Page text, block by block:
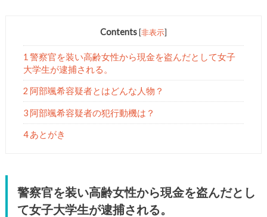
Contents [非表示]
1 警察官を装い高齢女性から現金を盗んだとして女子
大学生が逮捕される。
2 阿部颯希容疑者とはどんな人物？
3 阿部颯希容疑者の犯行動機は？
4 あとがき
警察官を装い高齢女性から現金を盗んだとし
て女子大学生が逮捕される。